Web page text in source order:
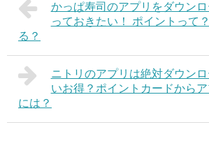
かっぱ寿司のアプリをダウン
っておきたい！ ポイントって
る？
ニトリのアプリは絶対ダウン
いお得？ポイントカードから
には？